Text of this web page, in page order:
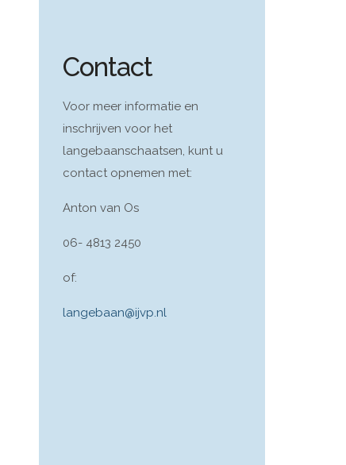
Contact
Voor meer informatie en
inschrijven voor het
langebaanschaatsen, kunt u
contact opnemen met:
Anton van Os
06- 4813 2450
of:
langebaan@ijvp.nl